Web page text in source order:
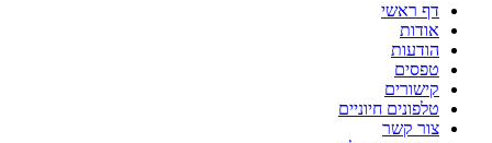
דף ראשי
אודות
הודעות
טפסים
קישורים
טלפונים חיוניים
צור קשר